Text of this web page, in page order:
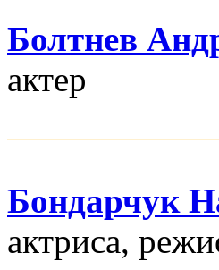
Болтнев
актер
Бондарчук
актриса,